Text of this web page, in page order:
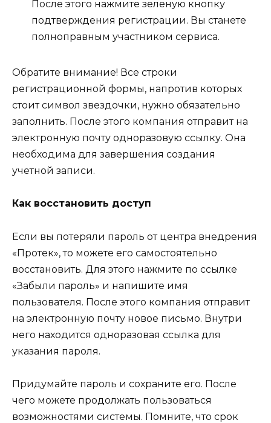
После этого нажмите зеленую кнопку
подтверждения регистрации. Вы станете
полноправным участником сервиса.
Обратите внимание! Все строки
регистрационной формы, напротив которых
стоит символ звездочки, нужно обязательно
заполнить. После этого компания отправит на
электронную почту одноразовую ссылку. Она
необходима для завершения создания
учетной записи.
Как восстановить доступ
Если вы потеряли пароль от центра внедрения
«Протек», то можете его самостоятельно
восстановить. Для этого нажмите по ссылке
«Забыли пароль» и напишите имя
пользователя. После этого компания отправит
на электронную почту новое письмо. Внутри
него находится одноразовая ссылка для
указания пароля.
Придумайте пароль и сохраните его. После
чего можете продолжать пользоваться
возможностями системы. Помните, что срок